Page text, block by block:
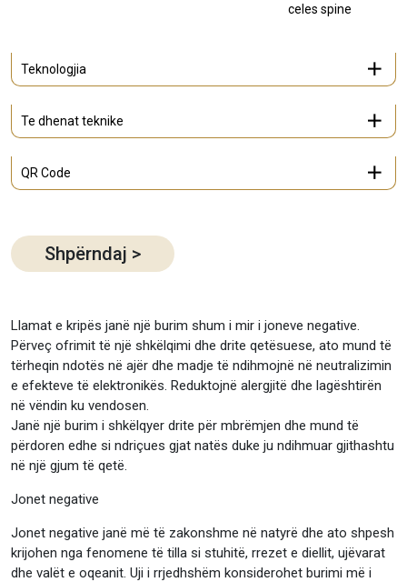
celes spine
Teknologjia
Te dhenat teknike
QR Code
Shpërndaj >
Llamat e kripës janë një burim shum i mir i joneve negative.
Përveç ofrimit të një shkëlqimi dhe drite qetësuese, ato mund të
tërheqin ndotës në ajër dhe madje të ndihmojnë në neutralizimin
e efekteve të elektronikës. Reduktojnë alergjitë dhe lagështirën
në vëndin ku vendosen.
Janë një burim i shkëlqyer drite për mbrëmjen dhe mund të
përdoren edhe si ndriçues gjat natës duke ju ndihmuar gjithashtu
në një gjum të qetë.
Jonet negative
Jonet negative janë më të zakonshme në natyrë dhe ato shpesh
krijohen nga fenomene të tilla si stuhitë, rrezet e diellit, ujëvarat
dhe valët e oqeanit. Uji i rrjedhshëm konsiderohet burimi më i